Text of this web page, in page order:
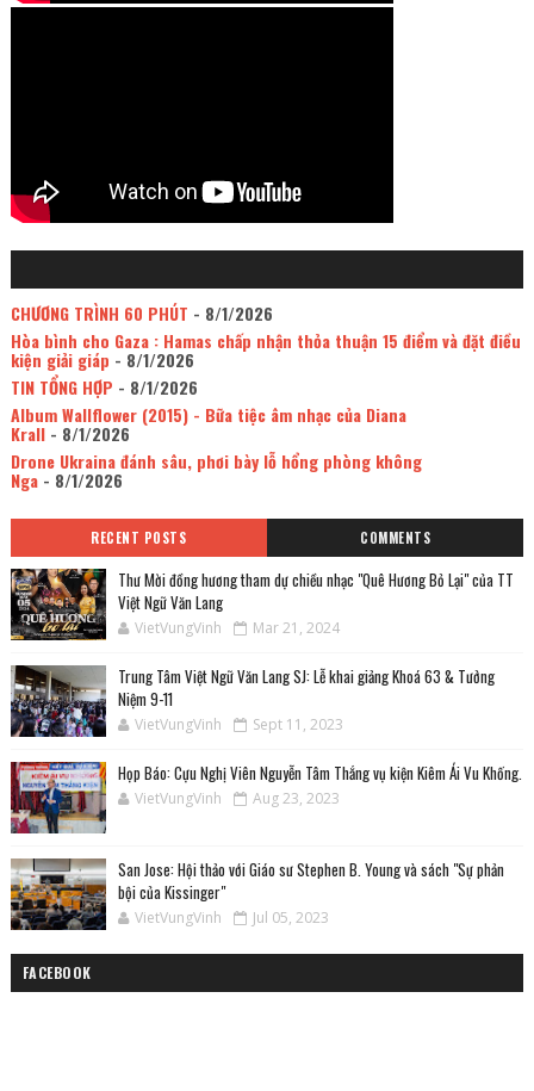
CHƯƠNG TRÌNH 60 PHÚT - 8/1/2026
Hòa bình cho Gaza : Hamas chấp nhận thỏa thuận 15 điểm và đặt điều
kiện giải giáp - 8/1/2026
TIN TỔNG HỢP - 8/1/2026
Album Wallflower (2015) - Bữa tiệc âm nhạc của Diana
Krall- 8/1/2026
Drone Ukraina đánh sâu, phơi bày lỗ hổng phòng không
Nga- 8/1/2026
RECENT POSTS COMMENTS
Thư Mời đồng hương tham dự chiều nhạc "Quê Hương Bỏ Lại" của TT
Việt Ngữ Văn Lang
VietVungVinh Mar 21, 2024
Trung Tâm Việt Ngữ Văn Lang SJ: Lễ khai giảng Khoá 63 & Tưởng
Niệm 9-11
VietVungVinh Sept 11, 2023
Họp Báo: Cựu Nghị Viên Nguyễn Tâm Thắng vụ kiện Kiêm Ái Vu Khống.
VietVungVinh Aug 23, 2023
San Jose: Hội thảo với Giáo sư Stephen B. Young và sách "Sự phản
bội của Kissinger"
VietVungVinh Jul 05, 2023
FACEBOOK